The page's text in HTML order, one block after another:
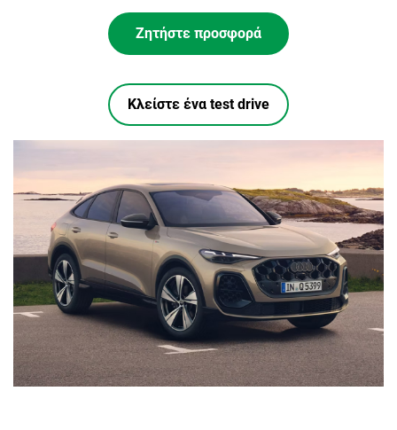
Ζητήστε προσφορά
Κλείστε ένα test drive